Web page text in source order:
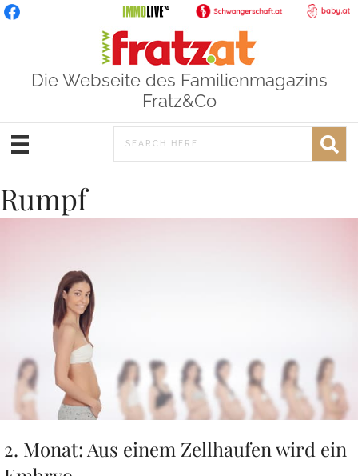
Die Webseite des Familienmagazins
Fratz&Co
Rumpf
2. Monat: Aus einem Zellhaufen wird ein